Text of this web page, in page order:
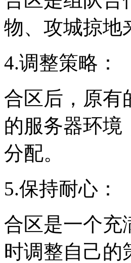
物、攻城掠地
4.调整策略：
合区后，原有
的服务器环境
分配。
5.保持耐心：
合区是一个充
时调整自己的